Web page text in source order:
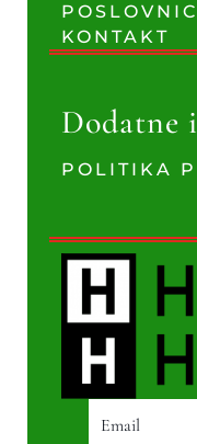
KONTAKT
Dodatne
POLITIKA